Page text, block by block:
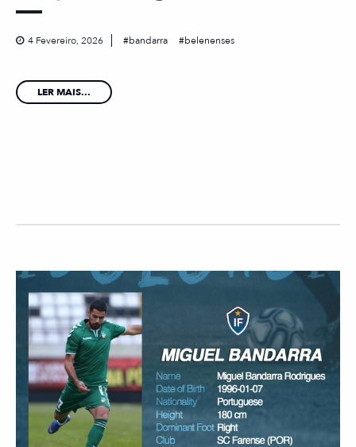
4 Fevereiro, 2026 bandarra belenenses
LER MAIS...